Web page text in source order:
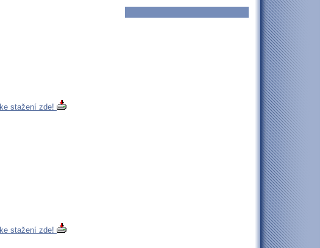
ke stažení zde!
ke stažení zde!